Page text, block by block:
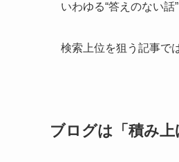
いわゆる“答えのない話”
検索上位を狙う記事で
ブログは「積み